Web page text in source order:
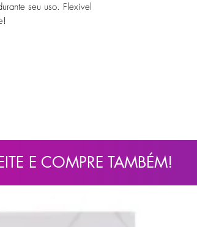
seu uso. Flexível
E COMPRE TAMBÉM!